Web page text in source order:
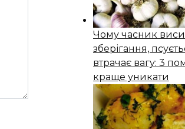
Чому часник
зберігання,
втрачає вагу: 3
краще уникати